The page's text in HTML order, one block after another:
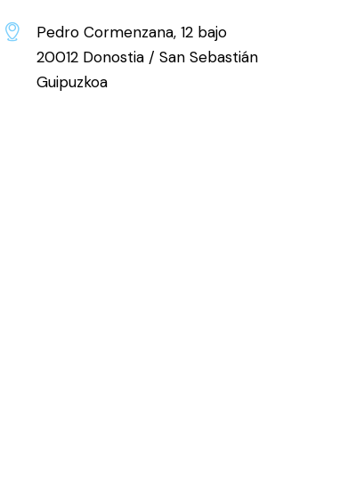
Pedro Cormenzana, 12 bajo
20012 Donostia / San Sebastián
Guipuzkoa